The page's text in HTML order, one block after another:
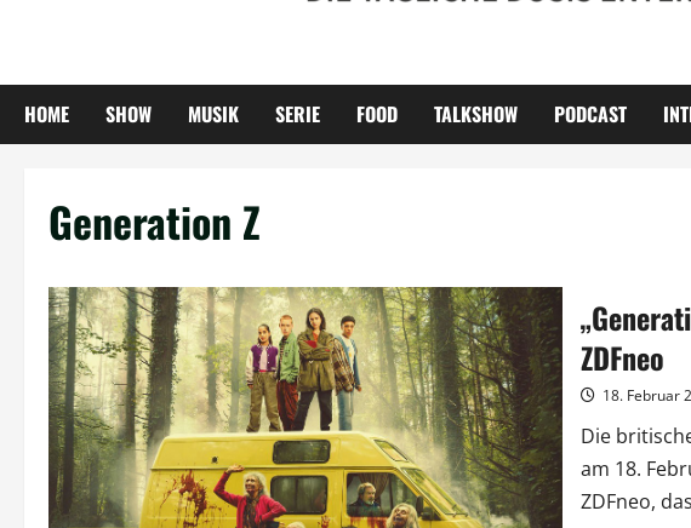
HOME SHOW MUSIK SERIE FOOD TALKSHOW PODCAST
Generation Z
ZDFneo
18. Februar
Die
am 18.
ZDFneo,